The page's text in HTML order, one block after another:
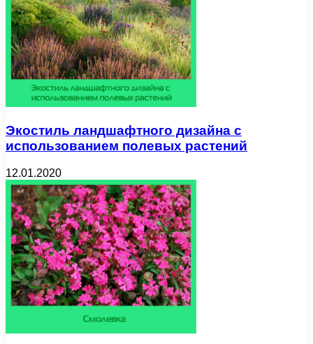
Экостиль ландшафтного дизайна с
использованием полевых растений
12.01.2020